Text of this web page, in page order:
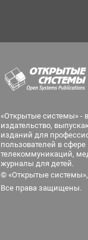
«Открытые системы» -
издательство,
изданий для
пользователей в
телекоммуникаций,
журналы для детей.
© «Открытые системы»,
Все права защищены.